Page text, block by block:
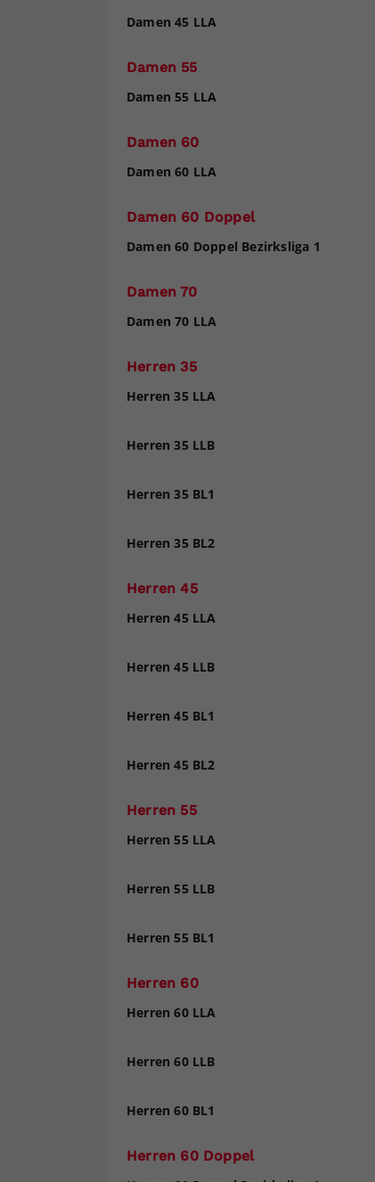
Damen 45 LLA
Damen 55
Damen 55 LLA
Damen 60
Damen 60 LLA
Damen 60 Doppel
Damen 60 Doppel Bezirksliga 1
Damen 70
Damen 70 LLA
Herren 35
Herren 35 LLA
Herren 35 LLB
Herren 35 BL1
Herren 35 BL2
Herren 45
Herren 45 LLA
Herren 45 LLB
Herren 45 BL1
Herren 45 BL2
Herren 55
Herren 55 LLA
Herren 55 LLB
Herren 55 BL1
Herren 60
Herren 60 LLA
Herren 60 LLB
Herren 60 BL1
Herren 60 Doppel